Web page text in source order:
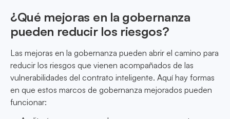
¿Qué mejoras en la gobernanza
pueden reducir los riesgos?
Las mejoras en la gobernanza pueden abrir el camino para
reducir los riesgos que vienen acompañados de las
vulnerabilidades del contrato inteligente. Aquí hay formas
en que estos marcos de gobernanza mejorados pueden
funcionar: